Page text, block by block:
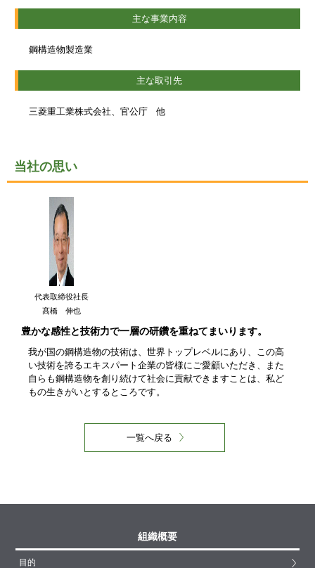
主な事業内容
鋼構造物製造業
主な取引先
三菱重工業株式会社、官公庁 他
当社の思い
代表取締役社長
髙橋 伸也
豊かな感性と技術力で一層の研鑽を重ねてまいります。
我が国の鋼構造物の技術は、世界トップレベルにあり、この高
い技術を誇るエキスパート企業の皆様にご愛顧いただき、また
自らも鋼構造物を創り続けて社会に貢献できますことは、私ど
もの生きがいとするところです。
一覧へ戻る
組織概要
目的